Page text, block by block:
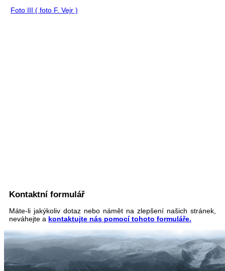
Foto III ( foto F. Vejr )
Kontaktní formulář
Máte-li jakýkoliv dotaz nebo námět na zlepšení našich stránek,
neváhejte a kontaktujte nás pomocí tohoto formuláře.